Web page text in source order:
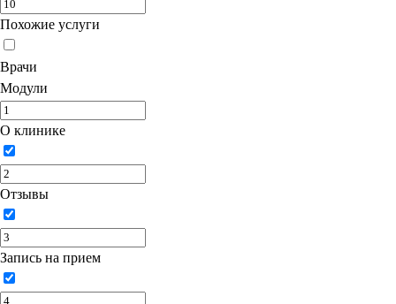
Похожие услуги
Врачи
Модули
О клинике
Отзывы
Запись на прием